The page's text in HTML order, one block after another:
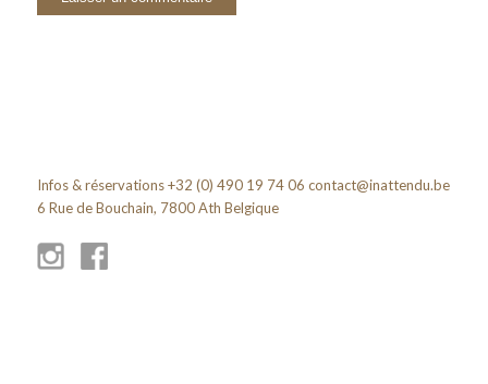
Infos & réservations +32 (0) 490 19 74 06 contact@inattendu.be
6 Rue de Bouchain, 7800 Ath Belgique